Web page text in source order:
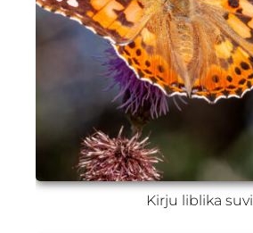
Kirju liblika suvi